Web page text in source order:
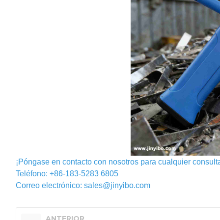
¡Póngase en contacto con nosotros para cualquier
Teléfono: +86-183-5283 6805
Correo electrónico: sales@jinyibo.com